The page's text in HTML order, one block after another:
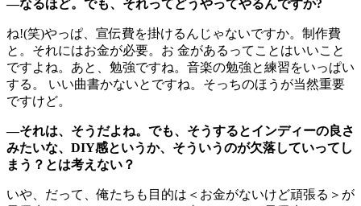
―なるほど。でも、それってどうやってやるんですか?
ね!(笑)やっぱ、宣伝費を掛けるんじゃないですか。制作費
と。それにはお金が必要。お 金があるってことはいいこと
ですよね。あと、勉強ですね。音楽の勉強と練習をいっぱい
する。 いい曲書かないとですね。そっちのほうが当然重要
ですけど。
―それは、そうだよね。でも、そうするとインディーの良さ
みたいな、DIY感というか、そういうのが欠落していってし
まう？とは考えない？
いや、だって、俺たちも目的は＜お金がないけど頑張る＞が